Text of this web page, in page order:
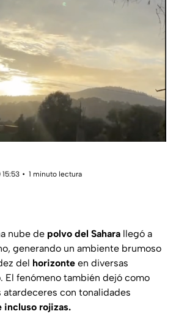
1 minuto lectura
nube de polvo del Sahara llegó a
generando un ambiente brumoso
del horizonte en diversas
El fenómeno también dejó como
atardeceres con tonalidades
incluso rojizas.